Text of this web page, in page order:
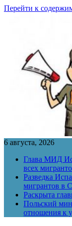
Перейти к
6 августа, 2026
Глава МИД
всех
Разведка
мигрантов в
Раскрыта
Польский
отношения к